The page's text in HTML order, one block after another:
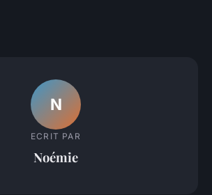
N
ECRIT PAR
Noémie